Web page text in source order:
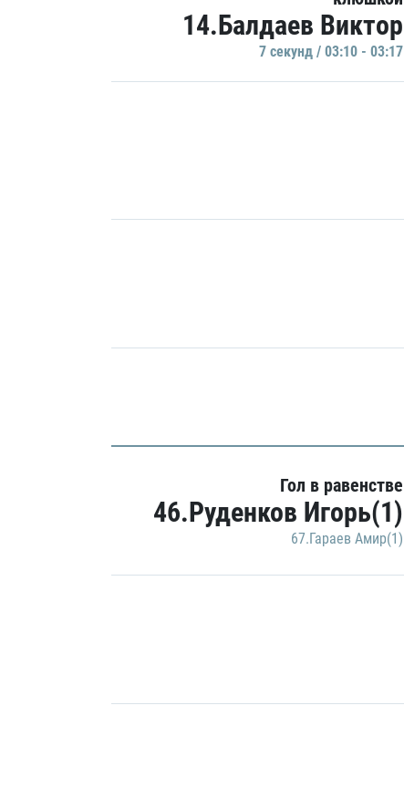
14.Балдаев Виктор
7 секунд / 03:10 - 03:17
Гол в равенстве
46.Руденков Игорь(1)
67.Гараев Амир(1)